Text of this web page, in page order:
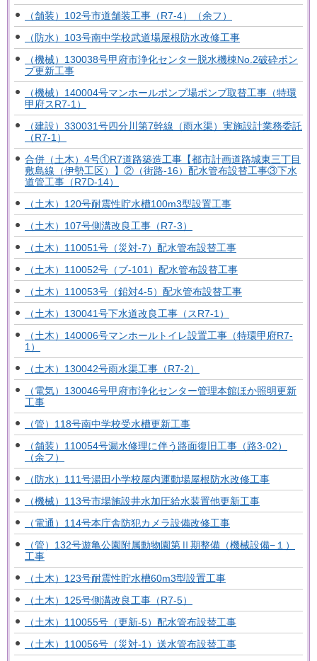
（舗装）102号市道舗装工事（R7-4）（余フ）
（防水）103号南中学校武道場屋根防水改修工事
（機械）130038号甲府市浄化センター脱水機棟No.2破砕ポン
プ更新工事
（機械）140004号マンホールポンプ場ポンプ取替工事（特環
甲府スR7-1）
（建設）330031号四分川第7幹線（雨水渠）実施設計業務委託
（R7-1）
合併（土木）4号①R7道路築造工事【都市計画道路城東三丁目
敷島線（伊勢工区）】②（街路-16）配水管布設替工事③下水
道管工事（R7D-14）
（土木）120号耐震性貯水槽100m3型設置工事
（土木）107号側溝改良工事（R7-3）
（土木）110051号（災対-7）配水管布設替工事
（土木）110052号（ブ-101）配水管布設替工事
（土木）110053号（鉛対4-5）配水管布設替工事
（土木）130041号下水道改良工事（スR7-1）
（土木）140006号マンホールトイレ設置工事（特環甲府R7-
1）
（土木）130042号雨水渠工事（R7-2）
（電気）130046号甲府市浄化センター管理本館ほか照明更新
工事
（管）118号南中学校受水槽更新工事
（舗装）110054号漏水修理に伴う路面復旧工事（路3-02）
（余フ）
（防水）111号湯田小学校屋内運動場屋根防水改修工事
（機械）113号市場施設井水加圧給水装置他更新工事
（電通）114号本庁舎防犯カメラ設備改修工事
（管）132号遊亀公園附属動物園第Ⅱ期整備（機械設備−１）
工事
（土木）123号耐震性貯水槽60m3型設置工事
（土木）125号側溝改良工事（R7-5）
（土木）110055号（更新-5）配水管布設替工事
（土木）110056号（災対-1）送水管布設替工事